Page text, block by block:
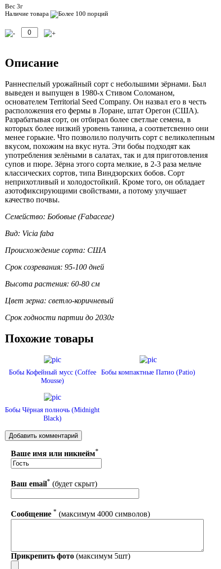
Вес 3г
Наличие товара
Описание
Раннеспелый урожайный сорт с небольшими зёрнами. Был
выведен и выпущен в 1980-х Стивом Соломаном,
основателем Territorial Seed Company. Он назвал его в честь
расположения его фермы в Лоране, штат Орегон (США).
Разрабатывая сорт, он отбирал более светлые семена, в
которых более низкий уровень танина, а соответсвенно они
менее горькие. Что позволило получить сорт с великолепным
вкусом, похожим на вкус нута. Эти бобы подходят как
употребления зелёными в салатах, так и для приготовления
супов и пюре. Зёрна этого сорта мелкие, в 2-3 раза мельче
классических сортов, типа Виндзорских бобов. Сорт
неприхотливый и холодостойкий. Кроме того, он обладает
азотофиксирующими свойствами, а потому улучшает
качество почвы.
Семейство: Бобовые (Fabaceae)
Вид: Vicia faba
Происхождение сорта: США
Срок созревания: 95-100 дней
Высота растения: 60-80 см
Цвет зерна: светло-коричневый
Срок годности партии до 2030г
Похожие товары
Бобы Кофейный мусс (Coffee
Mousse)
Бобы компактные Патио (Patio)
Бобы Чёрная полночь (Midnight
Black)
Ваше имя или никнейм*
Ваш email* (будет скрыт)
Сообщение * (максимум 4000 символов)
Прикрепить фото (максимум 5шт)